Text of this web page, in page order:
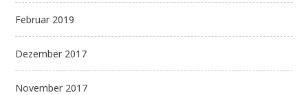
Februar 2019
Dezember 2017
November 2017